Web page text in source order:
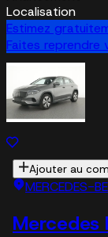
Localisation
Estimez
Faites reprendre
Ajouter au
MERCEDES-
Mercedes